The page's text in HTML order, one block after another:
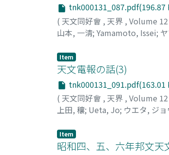
tnk000131_087.pdf(196.87
( 天文同好會 , 天界 , Volume 12
山本, 一淸; Yamamoto, Issei;
Item
天文電報の話(3)
tnk000131_091.pdf(163.01
( 天文同好會 , 天界 , Volume 12
上田, 穰; Ueta, Jo; ウエタ, ジョ
Item
昭和四、五、六年邦文天